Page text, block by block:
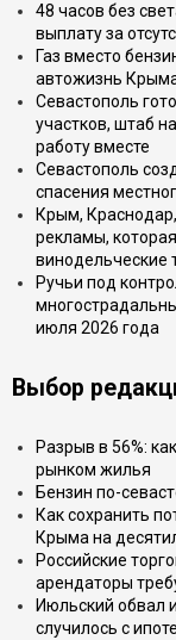
48 часов без
выплату за
Газ вместо
автожизнь
Севастополь
участков, штаб
работу вместе
Севастополь
спасения
Крым,
рекламы,
винодельческие
Ручьи под
июля 2026 года
Выбор
Разрыв в 56%:
рынком жилья
Бензин по-
Как сохранить
Крыма на
Российские
арендаторы
Июльский обвал
случилось с